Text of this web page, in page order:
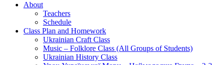
About
Teachers
Schedule
Class Plan and Homework
Ukrainian Craft Class
Music – Folklore Class (All Groups of Students)
Ukrainian History Class